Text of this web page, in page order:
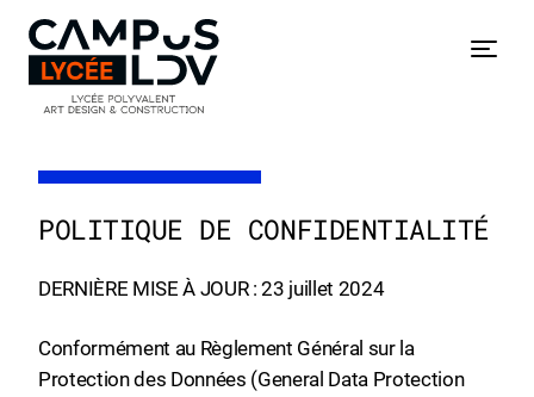
content
POLITIQUE DE CONFIDENTIALITÉ
DERNIÈRE MISE À JOUR : 23 juillet 2024
Conformément au Règlement Général sur la
Protection des Données (General Data Protection